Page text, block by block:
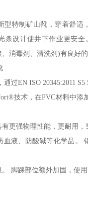
型特制矿山靴，穿着舒适
条设计使井下作业更安全
消毒剂、清洗剂)有良好的
过EN ISO 20345:2011 S5
技术，在PVC材料中添
更强物理性能，更耐用，
血液、防酸碱等化学品。
脚踝部位额外加固，使用